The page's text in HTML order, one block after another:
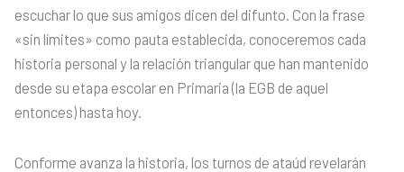
escuchar lo que sus amigos dicen del difunto. Con la frase
«sin límites» como pauta establecida, conoceremos cada
historia personal y la relación triangular que han mantenido
desde su etapa escolar en Primaria (la EGB de aquel
entonces) hasta hoy.
Conforme avanza la historia, los turnos de ataúd revelarán